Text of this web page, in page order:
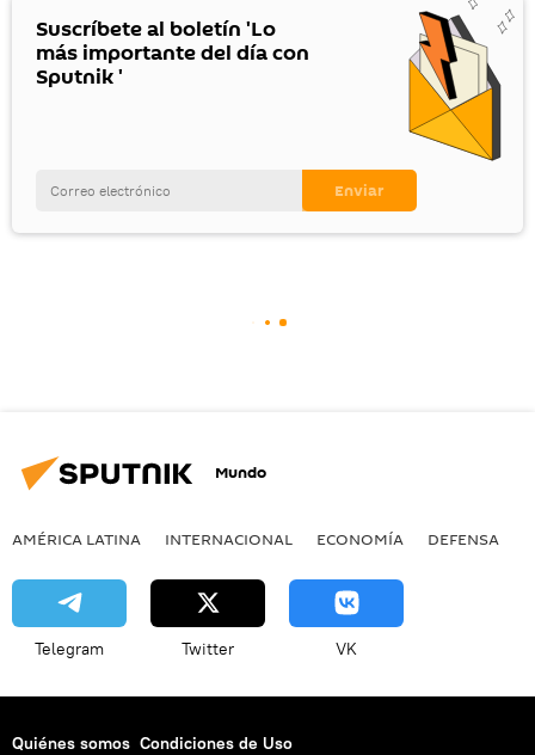
Suscríbete al boletín 'Lo
más importante del día con
Sputnik '
Mundo
AMÉRICA LATINA INTERNACIONAL ECONOMÍA DEFENSA
Telegram Twitter VK
Quiénes somos Condiciones de Uso